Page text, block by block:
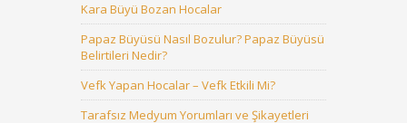
Kara Büyü Bozan Hocalar
Papaz Büyüsü Nasıl Bozulur? Papaz Büyüsü
Belirtileri Nedir?
Vefk Yapan Hocalar – Vefk Etkili Mi?
Tarafsız Medyum Yorumları ve Şikayetleri